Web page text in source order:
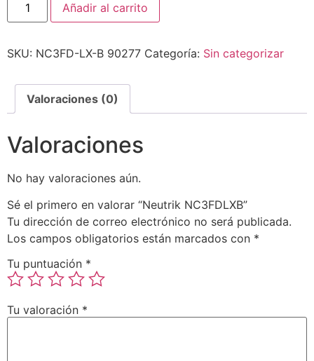
Añadir al carrito
SKU: NC3FD-LX-B 90277 Categoría: Sin categorizar
Valoraciones (0)
Valoraciones
No hay valoraciones aún.
Sé el primero en valorar “Neutrik NC3FDLXB”
Tu dirección de correo electrónico no será publicada.
Los campos obligatorios están marcados con *
Tu puntuación *
Tu valoración *